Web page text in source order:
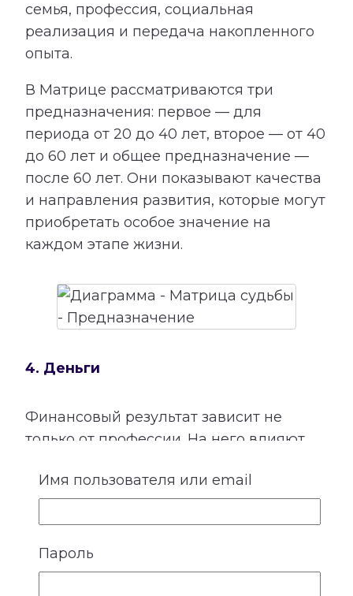
семья, профессия, социальная
реализация и передача накопленного
опыта.
В Матрице рассматриваются три
предназначения: первое — для
периода от 20 до 40 лет, второе — от 40
до 60 лет и общее предназначение —
после 60 лет. Они показывают качества
и направления развития, которые могут
приобретать особое значение на
каждом этапе жизни.
4. Деньги
Финансовый результат зависит не
только от профессии. На него влияют
привычки, семейные установки,
использовать открывающиеся
возможности.
Имя пользователя или email
Пароль